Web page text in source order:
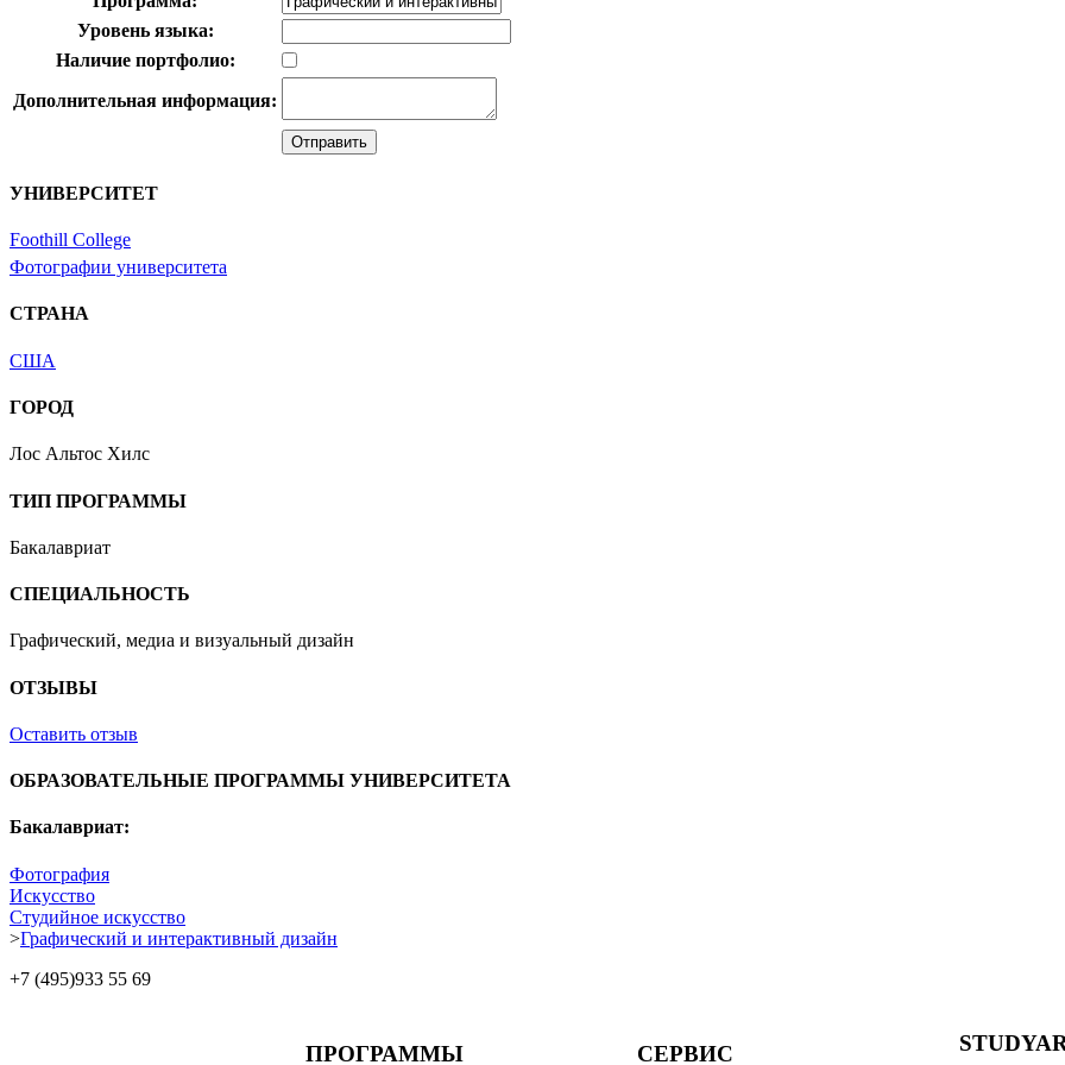
Уровень языка:
Наличие портфолио:
Дополнительная информация:
УНИВЕРСИТЕТ
Foothill College
Фотографии университета
СТРАНА
США
ГОРОД
Лос Альтос Хилс
ТИП ПРОГРАММЫ
Бакалавриат
СПЕЦИАЛЬНОСТЬ
Графический, медиа и визуальный дизайн
ОТЗЫВЫ
Оставить отзыв
ОБРАЗОВАТЕЛЬНЫЕ ПРОГРАММЫ УНИВЕРСИТЕТА
Бакалавриат:
Фотография
Искусство
Студийное искусство
>Графический и интерактивный дизайн
+7 (495)933 55 69
ПРОГРАММЫ СЕРВИС